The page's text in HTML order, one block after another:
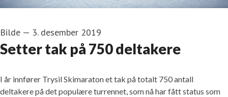
Bilde — 3. desember 2019
Setter tak på 750 deltakere
I år innfører Trysil Skimaraton et tak på totalt 750 antall
deltakere på det populære turrennet, som nå har fått status som